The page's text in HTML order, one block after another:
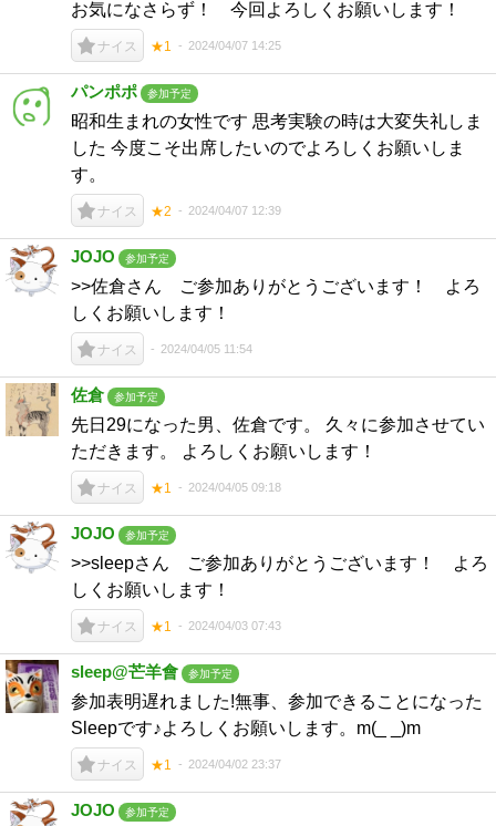
お気になさらず！ 今回よろしくお願いします！
ナイス ★1 2024/04/07 14:25
パンポポ 参加予定
昭和生まれの女性です 思考実験の時は大変失礼しま
した 今度こそ出席したいのでよろしくお願いしま
す。
ナイス ★2 2024/04/07 12:39
JOJO 参加予定
>>佐倉さん ご参加ありがとうございます！ よろ
しくお願いします！
ナイス 2024/04/05 11:54
佐倉 参加予定
先日29になった男、佐倉です。 久々に参加させてい
ただきます。 よろしくお願いします！
ナイス ★1 2024/04/05 09:18
JOJO 参加予定
>>sleepさん ご参加ありがとうございます！ よろ
しくお願いします！
ナイス ★1 2024/04/03 07:43
sleep@芒羊會 参加予定
参加表明遅れました!無事、参加できることになった
Sleepです♪よろしくお願いします。m(_ _)m
ナイス ★1 2024/04/02 23:37
JOJO 参加予定